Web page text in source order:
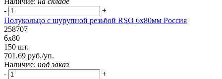
-
+
Полукольцо с шурупной резьбой RSO 6х80мм Россия
258707
6х80
150 шт.
701,69 руб./уп.
Наличие: под заказ
-
+